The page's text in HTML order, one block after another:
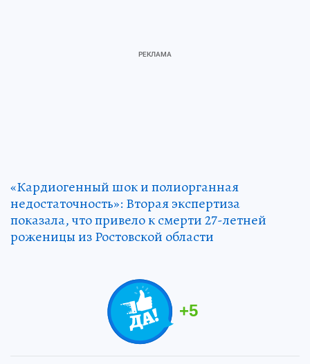
«Кардиогенный шок и полиорганная
недостаточность»: Вторая экспертиза
показала, что привело к смерти 27-летней
роженицы из Ростовской области
+5